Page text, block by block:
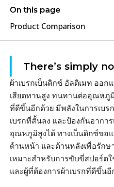
On this page
Product Comparison
There’s simply
ผ้าเบรกเบ็นดิกซ์ อัลติเมท ออก
เสียดทานสูง ทนทานต่ออุณหภู
ที่ดีขึ้นอีกด้วย มีพลังในการเบร
เบรกที่สั้นลง และป้องกันอาการ
อุณหภูมิสูงได้ ทางเบ็นดิกซ์ขอ
ด้านหน้า และด้านหลังเพื่อรัก
เหมาะสำหรับการขับขี่สปอร์ต
และผู้ที่ต้องการผ้าเบรกที่ดีขึ้นอี